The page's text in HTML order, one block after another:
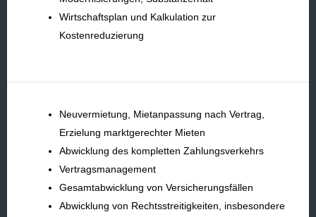
Wirtschaftsplan und Kalkulation zur
Kostenreduzierung
Neuvermietung, Mietanpassung nach Vertrag,
Erzielung marktgerechter Mieten
Abwicklung des kompletten Zahlungsverkehrs
Vertragsmanagement
Gesamtabwicklung von Versicherungsfällen
Abwicklung von Rechtsstreitigkeiten, insbesondere